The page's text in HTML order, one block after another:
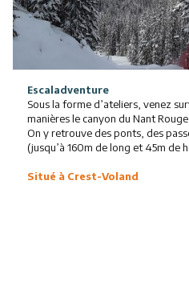
Animations
Escaladventure
Sous la forme d’ateliers, venez
manières le canyon du Nant
On y retrouve des ponts, des
(jusqu’à 160m de long et 45m de
Situé à Crest-Voland